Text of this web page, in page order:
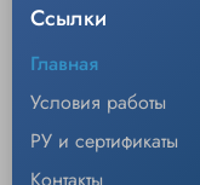
Ссылки
Главная
Условия работы
РУ и сертификаты
Контакты